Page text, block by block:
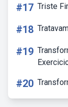
#17 Triste
#18
#19
#20